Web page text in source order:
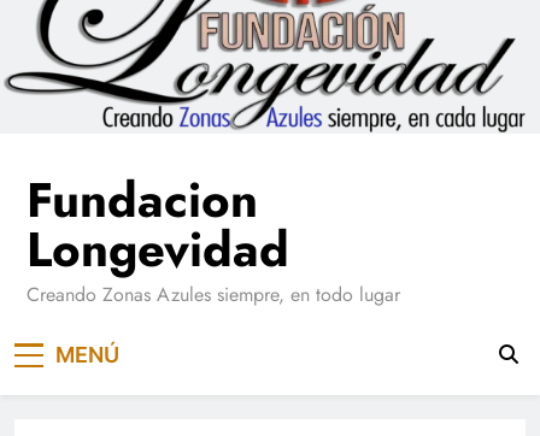
Saltar
contenido
Fundacion
Longevidad
Creando Zonas Azules siempre, en todo lugar
MENÚ